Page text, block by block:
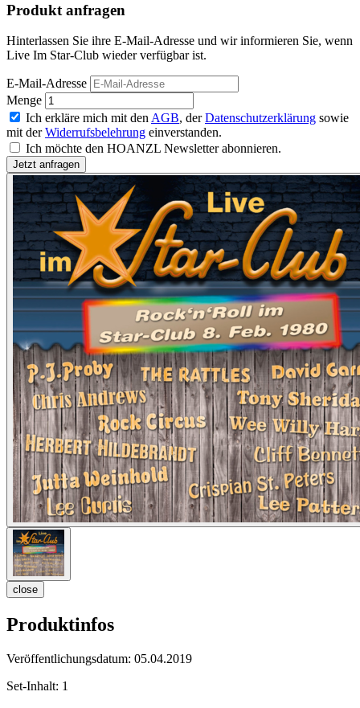
Produkt anfragen
Hinterlassen Sie ihre E-Mail-Adresse und wir informieren Sie, wenn
Live Im Star-Club wieder verfügbar ist.
E-Mail-Adresse
Menge
Ich erkläre mich mit den AGB, derDatenschutzerklärung sowie
mit derWiderrufsbelehrung einverstanden.
Ich möchte den HOANZL Newsletter abonnieren.
close
Produktinfos
Veröffentlichungsdatum: 05.04.2019
Set-Inhalt: 1